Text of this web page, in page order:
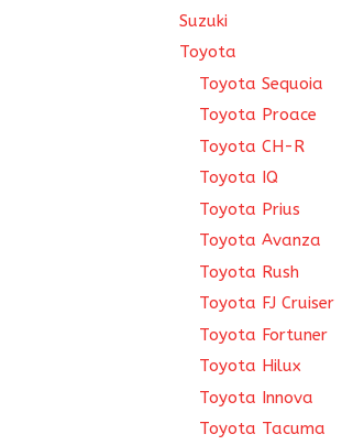
Suzuki
Toyota
Toyota Sequoia
Toyota Proace
Toyota CH-R
Toyota IQ
Toyota Prius
Toyota Avanza
Toyota Rush
Toyota FJ Cruiser
Toyota Fortuner
Toyota Hilux
Toyota Innova
Toyota Tacuma